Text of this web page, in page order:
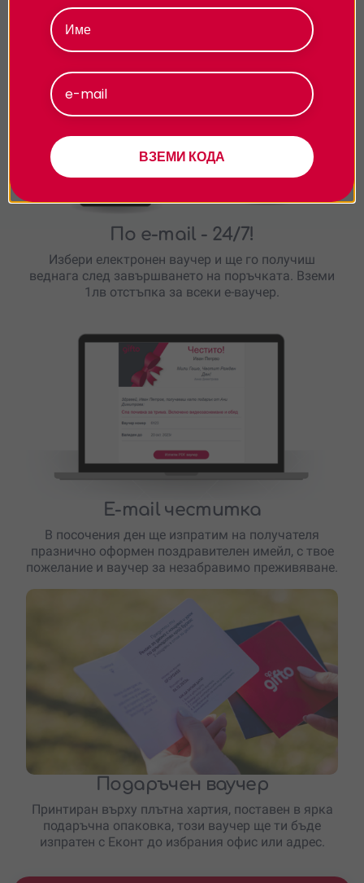
По e-mail - 24/7!
Избери електронен ваучер и ще го получиш
веднага след завършването на поръчката. Вземи
1лв отстъпка за всеки е-ваучер.
E-mail честитка
В посочения ден ще изпратим на получателя
празнично оформен поздравителен имейл, с твое
пожелание и ваучер за незабравимо преживяване.
Подаръчен ваучер
Принтиран върху плътна хартия, поставен в ярка
подаръчна опаковка, този ваучер ще ти бъде
изпратен с Еконт до избрания офис или адрес.
ВЗЕМИ КОДА
поверителност.
Приемам